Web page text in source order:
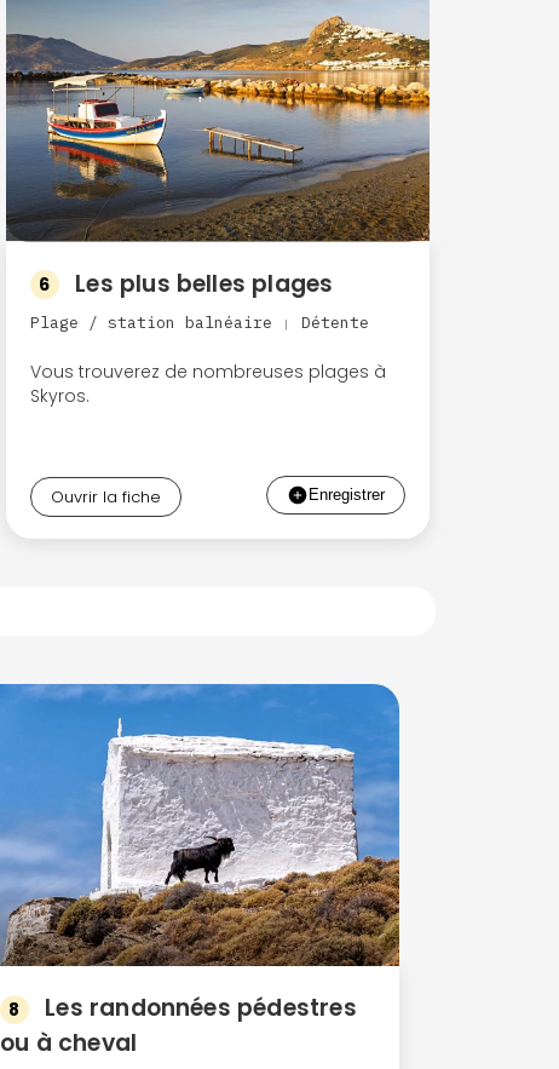
6 Les plus belles plages
Plage / station balnéaire | Détente
Vous trouverez de nombreuses plages à
Skyros.
Ouvrir la fiche
8
Les randonnées pédestres
ou à cheval